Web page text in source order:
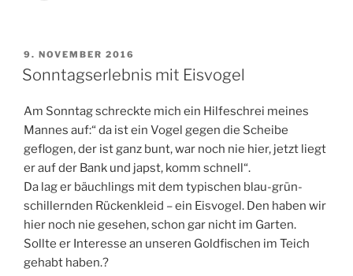
VERÖFFENTLICHT
AM
9. NOVEMBER 2016
Sonntagserlebnis mit Eisvogel
Am Sonntag schreckte mich ein Hilfeschrei meines
Mannes auf:“ da ist ein Vogel gegen die Scheibe
geflogen, der ist ganz bunt, war noch nie hier, jetzt liegt
er auf der Bank und japst, komm schnell“.
Da lag er bäuchlings mit dem typischen blau-grün-
schillernden Rückenkleid – ein Eisvogel. Den haben wir
hier noch nie gesehen, schon gar nicht im Garten.
Sollte er Interesse an unseren Goldfischen im Teich
gehabt haben.?